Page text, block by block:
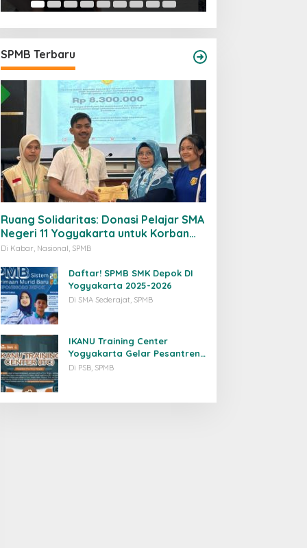
SPMB Terbaru
Ruang Solidaritas: Donasi Pelajar SMA
Negeri 11 Yogyakarta untuk Korban
Banjir Sumatra
Di Kabar, Nasional, SPMB
Daftar! SPMB SMK Depok DI
Yogyakarta 2025-2026
Di SMA Sederajat, SPMB
IKANU Training Center
Yogyakarta Gelar Pesantren
Pra-Timur Tengah
Di PSB, SPMB